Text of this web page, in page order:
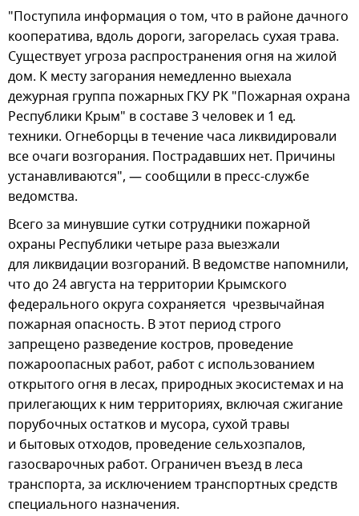
"Поступила информация о том, что в районе дачного
кооператива, вдоль дороги, загорелась сухая трава.
Существует угроза распространения огня на жилой
дом. К месту загорания немедленно выехала
дежурная группа пожарных ГКУ РК "Пожарная охрана
Республики Крым" в составе 3 человек и 1 ед.
техники. Огнеборцы в течение часа ликвидировали
все очаги возгорания. Пострадавших нет. Причины
устанавливаются", — сообщили в пресс-службе
ведомства.
Всего за минувшие сутки сотрудники пожарной
охраны Республики четыре раза выезжали
для ликвидации возгораний. В ведомстве напомнили,
что до 24 августа на территории Крымского
федерального округа сохраняется чрезвычайная
пожарная опасность. В этот период строго
запрещено разведение костров, проведение
пожароопасных работ, работ с использованием
открытого огня в лесах, природных экосистемах и на
прилегающих к ним территориях, включая сжигание
порубочных остатков и мусора, сухой травы
и бытовых отходов, проведение сельхозпалов,
газосварочных работ. Ограничен въезд в леса
транспорта, за исключением транспортных средств
специального назначения.